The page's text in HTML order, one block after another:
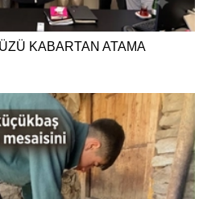
KABARTAN ATAMA